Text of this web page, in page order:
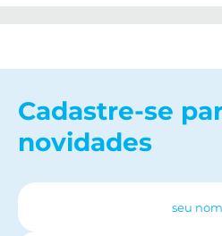
Cadastre-se
novidades